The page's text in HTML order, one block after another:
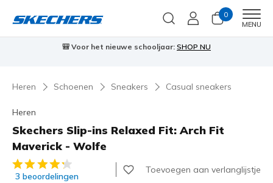
0
MENU
Skechers VIP:45 dagen retourrecht voor ledenMeld je aan
Heren Schoenen Sneakers Casual sneakers
Heren
Skechers Slip-ins Relaxed Fit: Arch Fit
Maverick - Wolfe
5 van de 5 klantbeoordelingen
3 beoordelingen
Toevoegen aan verlanglijstje